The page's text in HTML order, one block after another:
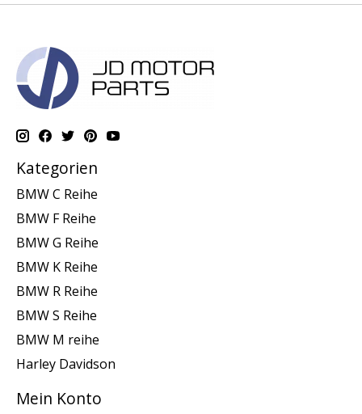
Kategorien
BMW C Reihe
BMW F Reihe
BMW G Reihe
BMW K Reihe
BMW R Reihe
BMW S Reihe
BMW M reihe
Harley Davidson
Mein Konto